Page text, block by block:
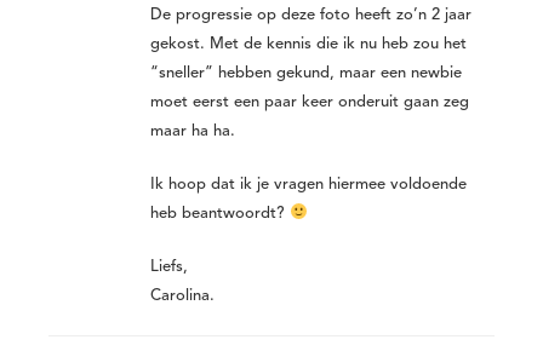
De progressie op deze foto heeft zo’n 2 jaar
gekost. Met de kennis die ik nu heb zou het
“sneller” hebben gekund, maar een newbie
moet eerst een paar keer onderuit gaan zeg
maar ha ha.
Ik hoop dat ik je vragen hiermee voldoende
heb beantwoordt?
Liefs,
Carolina.